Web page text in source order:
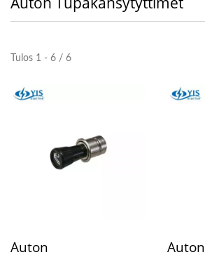
Tulos 1 - 6 / 6
Auton
Auton